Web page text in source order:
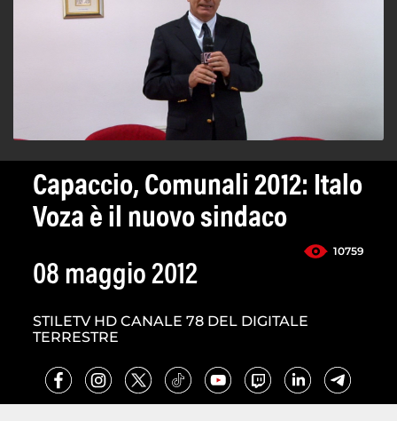
Capaccio, Comunali 2012: Italo
Voza è il nuovo sindaco
10759
08 maggio 2012
STILETV HD CANALE 78 DEL DIGITALE
TERRESTRE